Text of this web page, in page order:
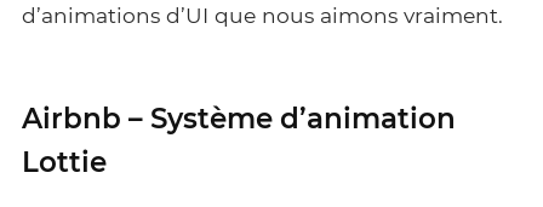
d’animations d’UI que nous aimons vraiment.
Airbnb – Système d’animation
Lottie